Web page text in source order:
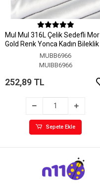
MuI MuI 316L Çelik Sedefli Mor
Gold Renk Yonca Kadın Bileklik
MUBB6966
MUIBB6966
252,89 TL
Sepete Ekle